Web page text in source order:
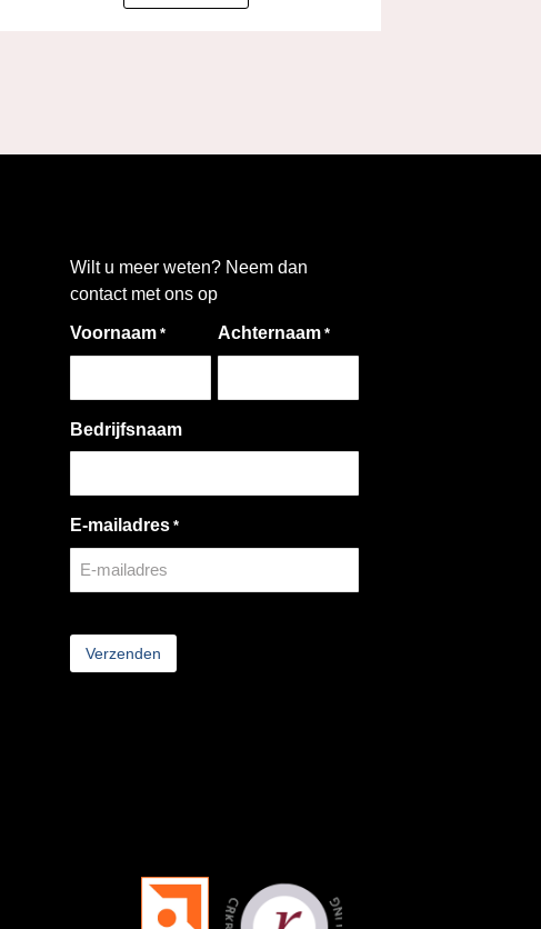
Wilt u meer weten? Neem dan
contact met ons op
Voornaam * Achternaam *
Bedrijfsnaam
E-mailadres *